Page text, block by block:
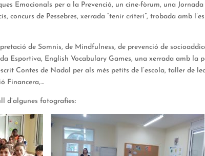
Emocionals per a la Prevenció, un cine-fòrum, una
concurs de Pessebres, xerrada “tenir criteri”, trobada amb
de Somnis, de Mindfulness, de prevenció de
Esportiva, English Vocabulary Games, una xerrada amb la
Contes de Nadal per als més petits de l’escola, taller de
Financera,…
d’algunes fotografies: